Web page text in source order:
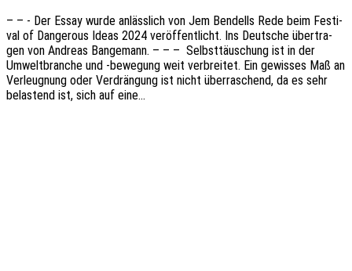
– – - Der Essay wurde anläss­lich von Jem Bendel­ls Rede beim Festi­
val of Dange­rous Ideas 2024 veröf­fent­licht. Ins Deut­sche über­tra­
gen von Andre­as Bange­mann. – – – Selbst­täu­schung ist in der
Umwelt­bran­che und ‑bewe­gung weit verbrei­tet. Ein gewis­ses Maß an
Verleug­nung oder Verdrän­gung ist nicht über­ra­schend, da es sehr
belas­tend ist, sich auf eine…